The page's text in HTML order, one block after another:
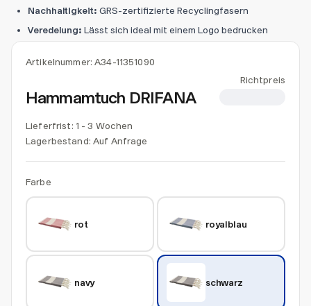
Artikelnummer:A34-11351090
Hammamtuch DRIFANA
Richtpreis
Lieferfrist: 1 - 3 Wochen
Lagerbestand: Auf Anfrage
Farbe
rot royalblau
navy schwarz
Nachhaltigkeit: GRS-zertifizierte Recyclingfasern
Veredelung: Lässt sich ideal mit einem Logo bedrucken